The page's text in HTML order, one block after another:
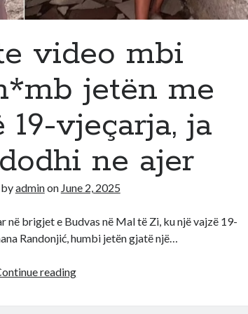
video mbi
jetën me
19-vjeçarja, ja
ne ajer
adminon June 2, 2025
brigjet e Budvas në Mal të Zi, ku një vajzë 19-
Randonjić, humbi jetën gjatë një…
readingPo